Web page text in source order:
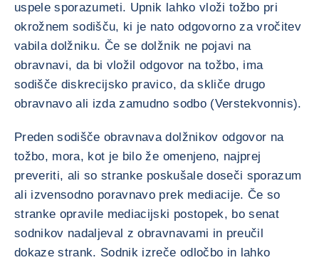
uspele sporazumeti. Upnik lahko vloži tožbo pri
okrožnem sodišču, ki je nato odgovorno za vročitev
vabila dolžniku. Če se dolžnik ne pojavi na
obravnavi, da bi vložil odgovor na tožbo, ima
sodišče diskrecijsko pravico, da skliče drugo
obravnavo ali izda zamudno sodbo (Verstekvonnis).
Preden sodišče obravnava dolžnikov odgovor na
tožbo, mora, kot je bilo že omenjeno, najprej
preveriti, ali so stranke poskušale doseči sporazum
ali izvensodno poravnavo prek mediacije. Če so
stranke opravile mediacijski postopek, bo senat
sodnikov nadaljeval z obravnavami in preučil
dokaze strank. Sodnik izreče odločbo in lahko